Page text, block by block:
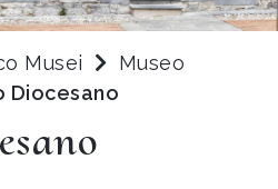
Musei
Museo
Diocesano